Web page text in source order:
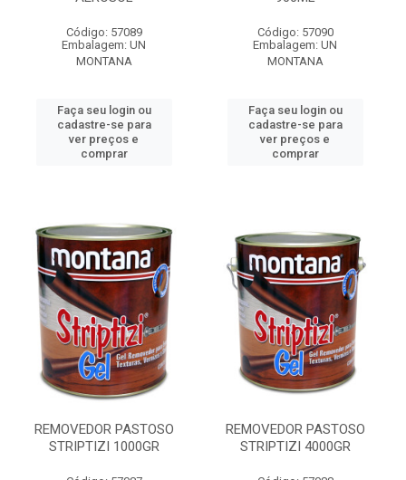
Código: 57089
Embalagem: UN
MONTANA
Faça seu login ou
cadastre-se para
ver preços e
comprar
Código: 57090
Embalagem: UN
MONTANA
Faça seu login ou
cadastre-se para
ver preços e
comprar
REMOVEDOR PASTOSO
STRIPTIZI 1000GR
REMOVEDOR PASTOSO
STRIPTIZI 4000GR